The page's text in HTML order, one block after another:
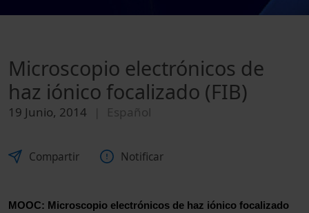
Microscopio electrónicos de
haz iónico focalizado (FIB)
19 Junio, 2014 Español
Compartir Notificar
MOOC: Microscopio electrónicos de haz iónico focalizado